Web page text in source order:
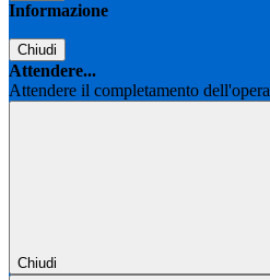
Informazione
Chiudi
Attendere...
Attendere il completamento
Chiudi